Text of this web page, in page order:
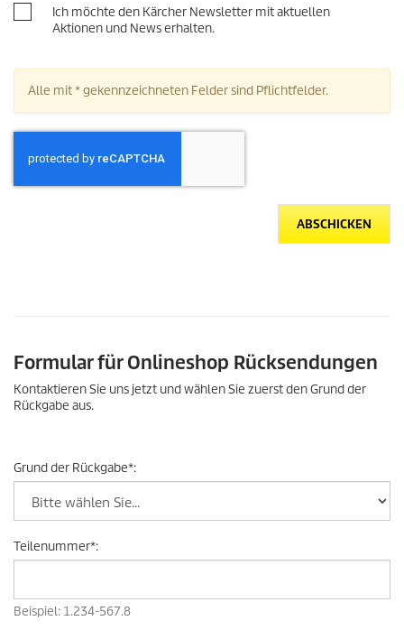
Ich möchte den Kärcher Newsletter mit aktuellen
Aktionen und News erhalten.
Alle mit * gekennzeichneten Felder sind Pflichtfelder.
ABSCHICKEN
Formular für Onlineshop Rücksendungen
Kontaktieren Sie uns jetzt und wählen Sie zuerst den Grund der
Rückgabe aus.
Grund der Rückgabe*:
Teilenummer*:
Beispiel: 1.234-567.8